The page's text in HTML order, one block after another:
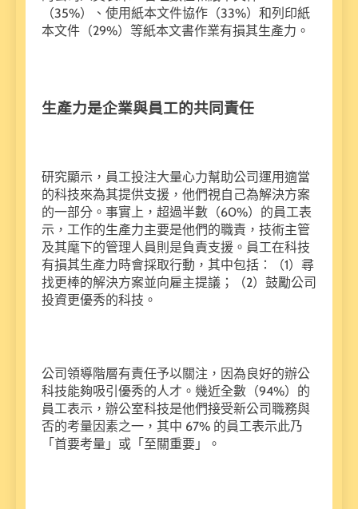
（35%）、使用紙本文件協作（33%）和列印紙
本文件（29%）等紙本文書作業有損其生產力。
生產力是企業與員工的共同責任
研究顯示，員工投注大量心力幫助公司運用適當
的科技來為其提供支援，他們視自己為解決方案
的一部分。事實上，超過半數（60%）的員工表
示，工作的生產力主要是他們的職責，技術主管
及其麾下的管理人員則是負責支援。員工在科技
有損其生產力時會採取行動，其中包括：（1）尋
找更棒的解決方案並向雇主提議；（2）鼓勵公司
投資更優秀的科技。
公司領導階層有責任予以關注，因為良好的辦公
科技能夠吸引優秀的人才。幾近全數（94%）的
員工表示，辦公室科技是他們接受新公司職務與
否的考量因素之一，其中 67% 的員工表示此乃
「首要考量」或「至關重要」。